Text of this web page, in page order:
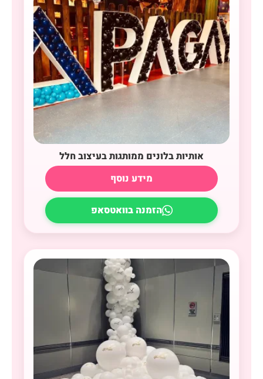
אותיות בלונים ממותגות בעיצוב חלל
מידע נוסף
הזמנה בוואטסאפ